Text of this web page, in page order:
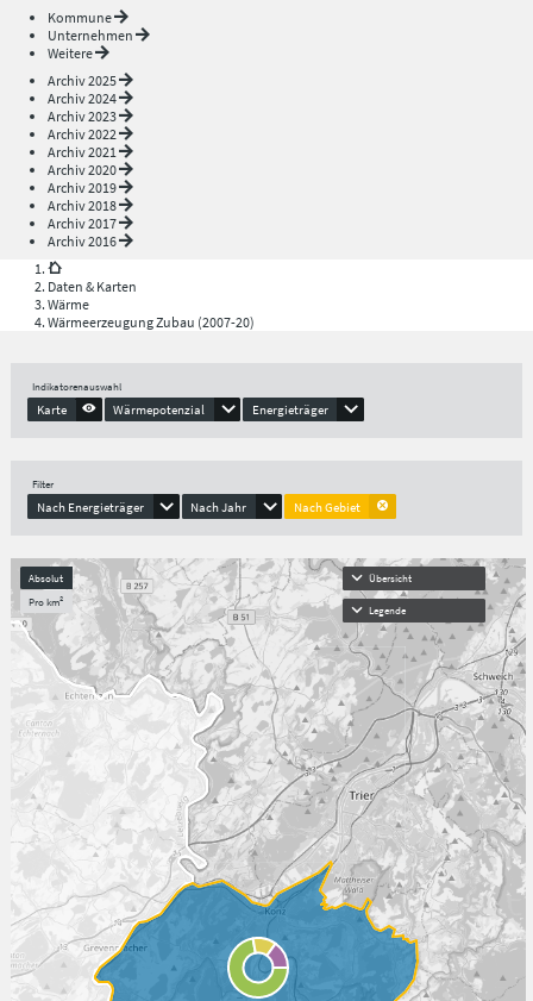
Kommune
Unternehmen
Weitere
Archiv 2025
Archiv 2024
Archiv 2023
Archiv 2022
Archiv 2021
Archiv 2020
Archiv 2019
Archiv 2018
Archiv 2017
Archiv 2016
Daten & Karten
Wärme
Wärmeerzeugung Zubau (2007-20)
Indikatorenauswahl
Karte Wärmepotenzial Energieträger
Filter
Nach Energieträger Nach Jahr Nach Gebiet
Absolut
Pro km²
Übersicht
Legende